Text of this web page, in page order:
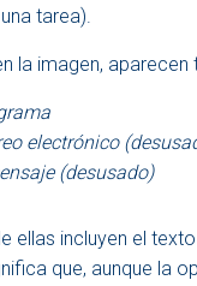
tarea).
la imagen, aparecen
electrónico
(desusado)
ellas incluyen el
que, aunque la